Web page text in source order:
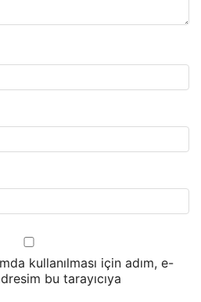
kullanılması için adım, e-
bu tarayıcıya